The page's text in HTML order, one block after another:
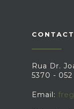
Rua Dr.
5370 -
Email: